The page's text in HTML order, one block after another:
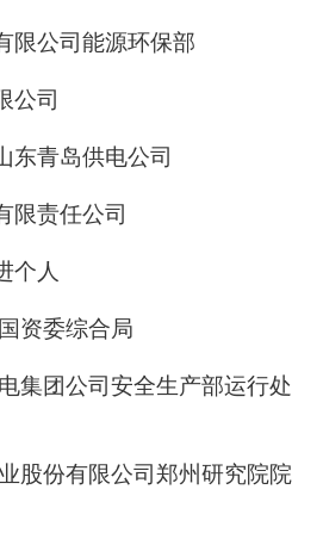
公司能源环保部
司
青岛供电公司
责任公司
人
委综合局
团公司安全生产部运行处
份有限公司郑州研究院院